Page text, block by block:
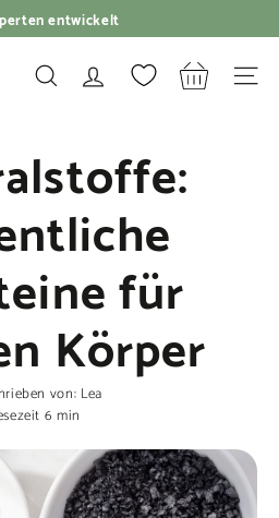
Pause
Diashow
zufriedene Kunden
SUCHE
für
Körper
von: Lea
6 min